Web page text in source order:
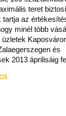
teret
az
minél több
és
2013 áprilisáig
.